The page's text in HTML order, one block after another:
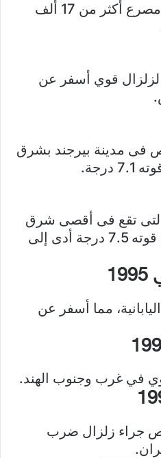
في تركيا، مما أسفر عن مصرع أكثر من 17 ألف
قوي أسفر عن
من 1600 شخص فى مدينة بيرجند بشرق
تقع فى أقصى شرق
روسيا لزلزال قوى بلغت قوته 7.5 درجة أدى إلى
مما أسفر عن
في غرب وجنوب الهند.
ألف شخص جراء زلزال ضرب